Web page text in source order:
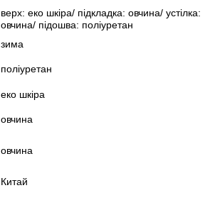
верх: еко шкіра/ підкладка: овчина/ устілка:
овчина/ підошва: поліуретан
зима
поліуретан
еко шкіра
овчина
овчина
Китай